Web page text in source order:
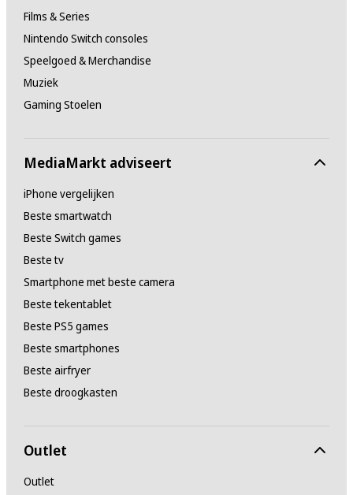
Films & Series
Nintendo Switch consoles
Speelgoed & Merchandise
Muziek
Gaming Stoelen
MediaMarkt adviseert
iPhone vergelijken
Beste smartwatch
Beste Switch games
Beste tv
Smartphone met beste camera
Beste tekentablet
Beste PS5 games
Beste smartphones
Beste airfryer
Beste droogkasten
Outlet
Outlet